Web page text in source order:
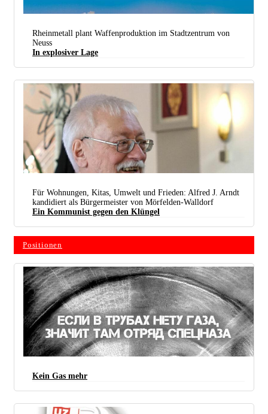
Der Neusser Hafen: Auf der linken Seite des Hafenbeckens Rheinmetall. Rechts davon beginnt die
Innenstadt. (Foto: © Anil Öztas)
Rheinmetall plant Waffenproduktion im Stadtzentrum von
Neuss
In explosiver Lage
Walldorf. (Foto: Heidrun Litzke)
Für Wohnungen, Kitas, Umwelt und Frieden: Alfred J. Arndt
kandidiert als Bürgermeister von Mörfelden-Walldorf
Ein Kommunist gegen den Klüngel
Positionen
Kein Gas mehr